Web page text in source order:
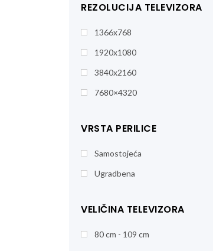
REZOLUCIJA TELEVIZORA
1366x768
1920x1080
3840x2160
7680×4320
VRSTA PERILICE
Samostojeća
Ugradbena
VELIČINA TELEVIZORA
80 cm - 109 cm